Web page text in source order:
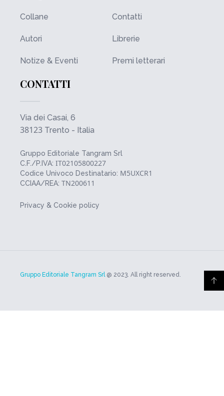
Collane
Autori
Notize & Eventi
Contatti
Librerie
Premi letterari
CONTATTI
Via dei Casai, 6
38123 Trento - Italia
Gruppo Editoriale Tangram Srl
C.F./P.IVA: IT02105800227
Codice Univoco Destinatario: M5UXCR1
CCIAA/REA: TN200611
Privacy & Cookie policy
Gruppo Editoriale Tangram Srl@ 2023. All right reserved.